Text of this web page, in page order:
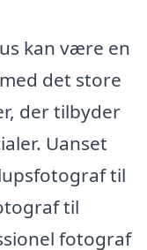
kan være en
det store
der tilbyder
Uanset
til
til
fotograf